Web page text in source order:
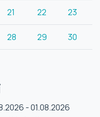
21 22 23
28 29 30
- 01.08.2026